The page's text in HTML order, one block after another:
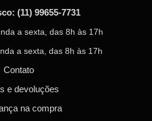
(11) 99655-7731
a sexta, das 8h às 17h
a sexta, das 8h às 17h
Contato
e devoluções
na compra